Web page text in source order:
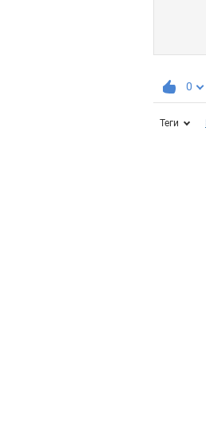
0
Теги